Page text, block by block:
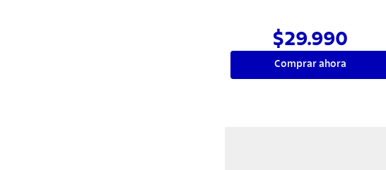
$29.990
Comprar ahora